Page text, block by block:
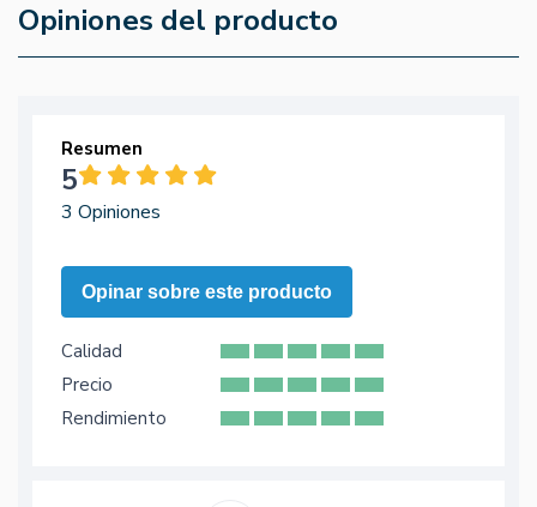
Opiniones del producto
Resumen
5
3 Opiniones
Opinar sobre este producto
Calidad
Precio
Rendimiento